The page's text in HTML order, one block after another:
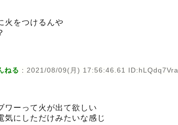
火をつけるんや
ねる : 2021/08/09(月) 17:56:46.61 ID:hLQdq7Vra
ワーって火が出て欲しい
気にしただけみたいな感じ